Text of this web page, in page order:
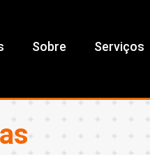
Sobre Serviços